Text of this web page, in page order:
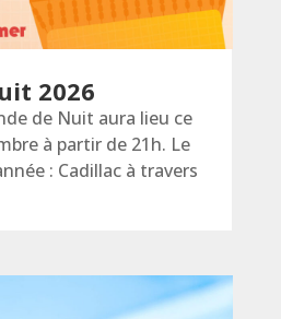
2026
de Nuit aura lieu ce
à partir de 21h. Le
: Cadillac à travers